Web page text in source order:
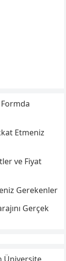
Formda
Etmeniz
ve Fiyat
Gerekenler
Gerçek